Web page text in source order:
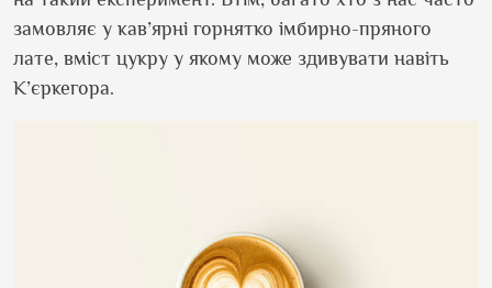
замовляє у кав’ярні горнятко імбирно-пряного
лате, вміст цукру у якому може здивувати навіть
К’єркегора.